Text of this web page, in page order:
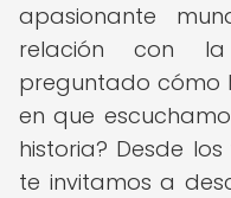
apasionante
relación con
preguntado cómo
en que
historia? Desde
te invitamos a